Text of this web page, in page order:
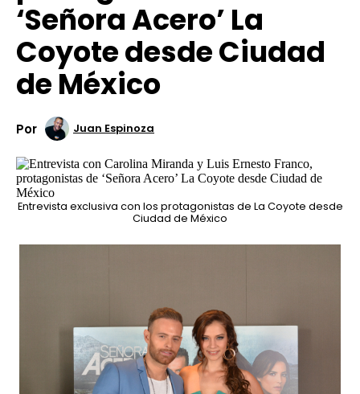
‘Señora Acero’ La
Coyote desde Ciudad
de México
Por Juan Espinoza
Entrevista exclusiva con los protagonistas de La Coyote desde
Ciudad de México